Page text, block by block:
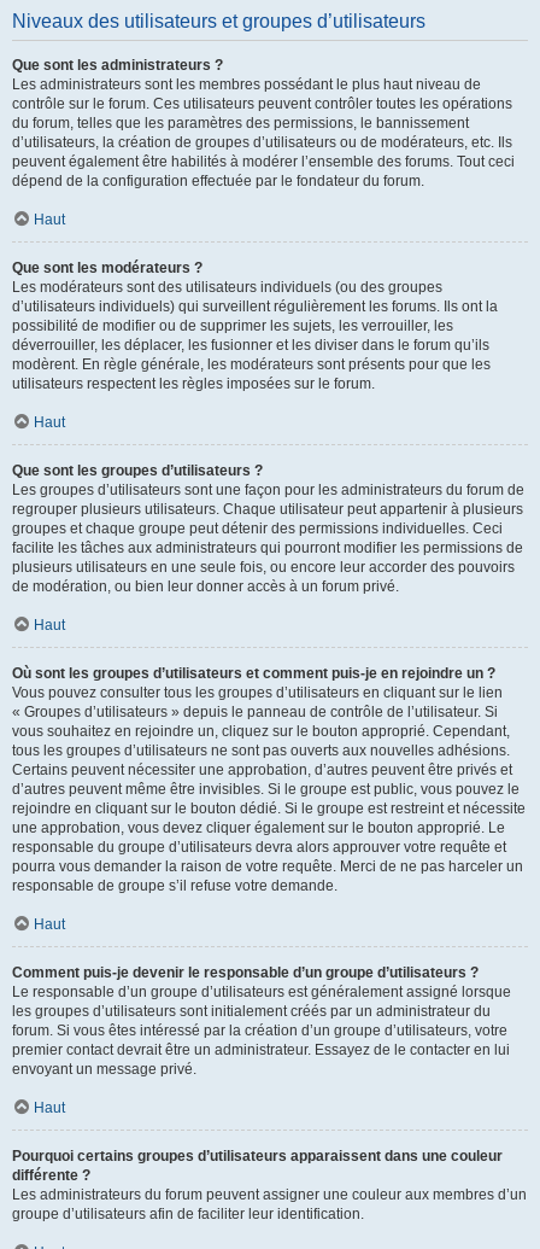
Niveaux des utilisateurs et groupes d’utilisateurs
Que sont les administrateurs ?
Les administrateurs sont les membres possédant le plus haut niveau de
contrôle sur le forum. Ces utilisateurs peuvent contrôler toutes les opérations
du forum, telles que les paramètres des permissions, le bannissement
d’utilisateurs, la création de groupes d’utilisateurs ou de modérateurs, etc. Ils
peuvent également être habilités à modérer l’ensemble des forums. Tout ceci
dépend de la configuration effectuée par le fondateur du forum.
Haut
Que sont les modérateurs ?
Les modérateurs sont des utilisateurs individuels (ou des groupes
d’utilisateurs individuels) qui surveillent régulièrement les forums. Ils ont la
possibilité de modifier ou de supprimer les sujets, les verrouiller, les
déverrouiller, les déplacer, les fusionner et les diviser dans le forum qu’ils
modèrent. En règle générale, les modérateurs sont présents pour que les
utilisateurs respectent les règles imposées sur le forum.
Haut
Que sont les groupes d’utilisateurs ?
Les groupes d’utilisateurs sont une façon pour les administrateurs du forum de
regrouper plusieurs utilisateurs. Chaque utilisateur peut appartenir à plusieurs
groupes et chaque groupe peut détenir des permissions individuelles. Ceci
facilite les tâches aux administrateurs qui pourront modifier les permissions de
plusieurs utilisateurs en une seule fois, ou encore leur accorder des pouvoirs
de modération, ou bien leur donner accès à un forum privé.
Haut
Où sont les groupes d’utilisateurs et comment puis-je en rejoindre un ?
Vous pouvez consulter tous les groupes d’utilisateurs en cliquant sur le lien
« Groupes d’utilisateurs » depuis le panneau de contrôle de l’utilisateur. Si
vous souhaitez en rejoindre un, cliquez sur le bouton approprié. Cependant,
tous les groupes d’utilisateurs ne sont pas ouverts aux nouvelles adhésions.
Certains peuvent nécessiter une approbation, d’autres peuvent être privés et
d’autres peuvent même être invisibles. Si le groupe est public, vous pouvez le
rejoindre en cliquant sur le bouton dédié. Si le groupe est restreint et nécessite
une approbation, vous devez cliquer également sur le bouton approprié. Le
responsable du groupe d’utilisateurs devra alors approuver votre requête et
pourra vous demander la raison de votre requête. Merci de ne pas harceler un
responsable de groupe s’il refuse votre demande.
Haut
Comment puis-je devenir le responsable d’un groupe d’utilisateurs ?
Le responsable d’un groupe d’utilisateurs est généralement assigné lorsque
les groupes d’utilisateurs sont initialement créés par un administrateur du
forum. Si vous êtes intéressé par la création d’un groupe d’utilisateurs, votre
premier contact devrait être un administrateur. Essayez de le contacter en lui
envoyant un message privé.
Haut
Pourquoi certains groupes d’utilisateurs apparaissent dans une couleur
différente ?
Les administrateurs du forum peuvent assigner une couleur aux membres d’un
groupe d’utilisateurs afin de faciliter leur identification.